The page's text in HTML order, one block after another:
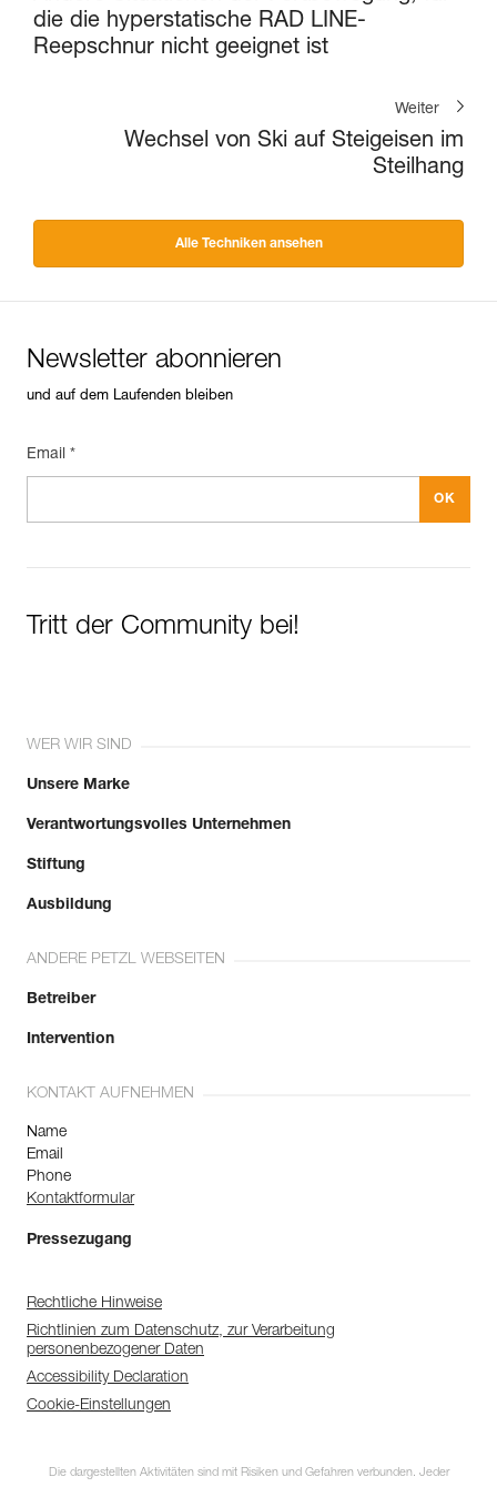
die die hyperstatische RAD LINE-
Reepschnur nicht geeignet ist
Weiter
Wechsel von Ski auf Steigeisen im
Steilhang
Alle Techniken ansehen
Newsletter abonnieren
und auf dem Laufenden bleiben
Email *
Tritt der Community bei!
WER WIR SIND
Unsere Marke
Verantwortungsvolles Unternehmen
Stiftung
Ausbildung
ANDERE PETZL WEBSEITEN
Betreiber
Intervention
KONTAKT AUFNEHMEN
Name
Email
Phone
Kontaktformular
Pressezugang
Rechtliche Hinweise
Richtlinien zum Datenschutz, zur Verarbeitung
personenbezogener Daten
Accessibility Declaration
Cookie-Einstellungen
Die dargestellten Aktivitäten sind mit Risiken und Gefahren verbunden. Jeder